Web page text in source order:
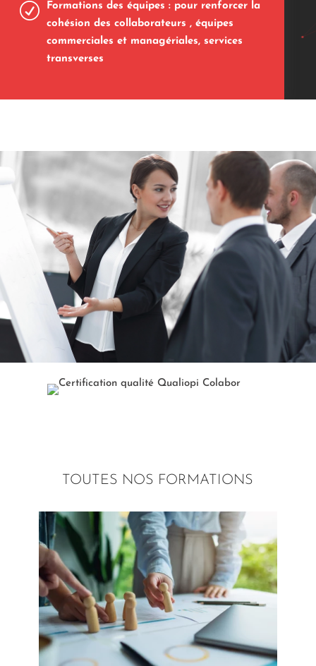
R
Formations des équipes : pour renforcer la
cohésion des collaborateurs , équipes
commerciales et managériales, services
transverses
TOUTES NOS FORMATIONS